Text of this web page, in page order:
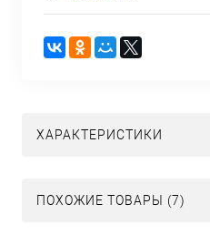
ХАРАКТЕРИСТИКИ
ПОХОЖИЕ ТОВАРЫ (7)